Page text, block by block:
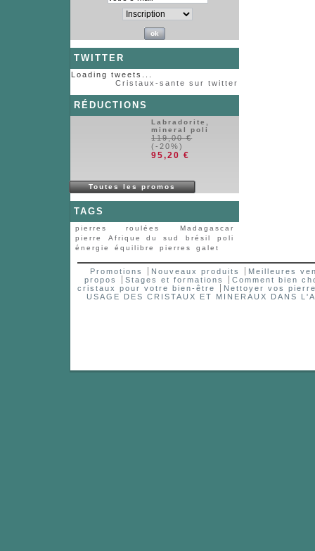
TWITTER
Loading tweets...
Cristaux-sante sur twitter
RÉDUCTIONS
Labradorite,
mineral poli
119,00 €
(-20%)
95,20 €
Toutes les promos
TAGS
pierres roulées
Madagascar
pierre
Afrique du sud brésil
poli
énergie
équilibre pierres galet
Promotions Nouveaux produits
Meilleures
propos
Stages et formations
Comment bien
cristaux pour votre bien-être
Nettoyer vos
USAGE DES CRISTAUX ET MINERAUX DANS